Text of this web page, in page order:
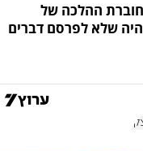
ההלכה של
שלא לפרסם דברים